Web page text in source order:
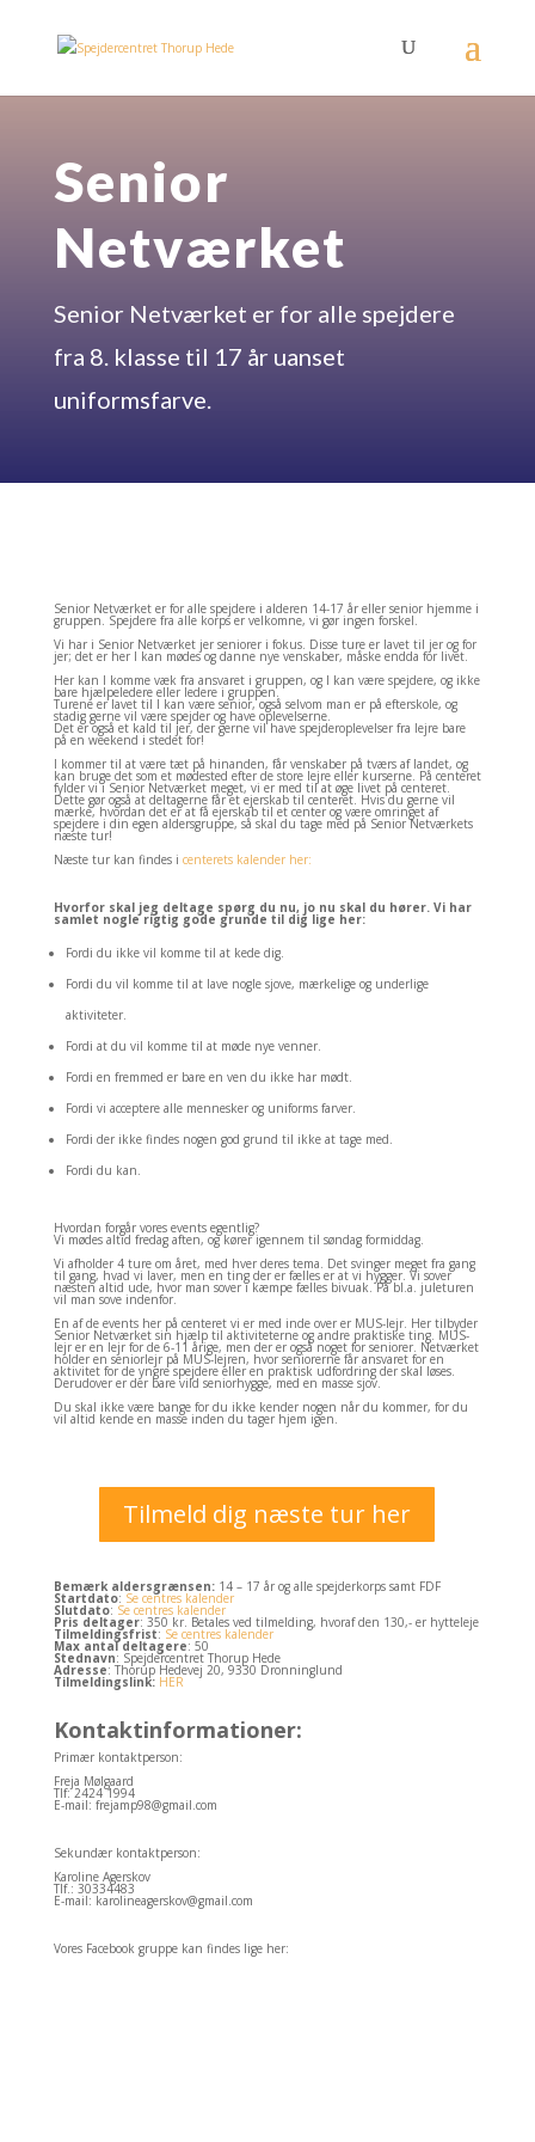
Senior
Netværket
Senior Netværket er for alle spejdere
fra 8. klasse til 17 år uanset
uniformsfarve.
Senior Netværket er for alle spejdere i alderen 14-17 år eller senior hjemme i
gruppen. Spejdere fra alle korps er velkomne, vi gør ingen forskel.
Vi har i Senior Netværket jer seniorer i fokus. Disse ture er lavet til jer og for
jer; det er her I kan mødes og danne nye venskaber, måske endda for livet.
Her kan I komme væk fra ansvaret i gruppen, og I kan være spejdere, og ikke
bare hjælpeledere eller ledere i gruppen.
Turene er lavet til I kan være senior, også selvom man er på efterskole, og
stadig gerne vil være spejder og have oplevelserne.
Det er også et kald til jer, der gerne vil have spejderoplevelser fra lejre bare
på en weekend i stedet for!
I kommer til at være tæt på hinanden, får venskaber på tværs af landet, og
kan bruge det som et mødested efter de store lejre eller kurserne. På centeret
fylder vi i Senior Netværket meget, vi er med til at øge livet på centeret.
Dette gør også at deltagerne får et ejerskab til centeret. Hvis du gerne vil
mærke, hvordan det er at få ejerskab til et center og være omringet af
spejdere i din egen aldersgruppe, så skal du tage med på Senior Netværkets
næste tur!
Næste tur kan findes i centerets kalender her:
Hvorfor skal jeg deltage spørg du nu, jo nu skal du hører. Vi har
samlet nogle rigtig gode grunde til dig lige her:
Fordi du ikke vil komme til at kede dig.
Fordi du vil komme til at lave nogle sjove, mærkelige og underlige
aktiviteter.
Fordi at du vil komme til at møde nye venner.
Fordi en fremmed er bare en ven du ikke har mødt.
Fordi vi acceptere alle mennesker og uniforms farver.
Fordi der ikke findes nogen god grund til ikke at tage med.
Fordi du kan.
Hvordan forgår vores events egentlig?
Vi mødes altid fredag aften, og kører igennem til søndag formiddag.
Vi afholder 4 ture om året, med hver deres tema. Det svinger meget fra gang
til gang, hvad vi laver, men en ting der er fælles er at vi hygger. Vi sover
næsten altid ude, hvor man sover i kæmpe fælles bivuak. På bl.a. juleturen
vil man sove indenfor.
En af de events her på centeret vi er med inde over er MUS-lejr. Her tilbyder
Senior Netværket sin hjælp til aktiviteterne og andre praktiske ting. MUS-
lejr er en lejr for de 6-11 årige, men der er også noget for seniorer. Netværket
holder en seniorlejr på MUS-lejren, hvor seniorerne får ansvaret for en
aktivitet for de yngre spejdere eller en praktisk udfordring der skal løses.
Derudover er der bare vild seniorhygge, med en masse sjov.
Du skal ikke være bange for du ikke kender nogen når du kommer, for du
vil altid kende en masse inden du tager hjem igen.
Tilmeld dig næste tur her
Bemærk aldersgrænsen: 14 – 17 år og alle spejderkorps samt FDF
Startdato: Se centres kalender
Slutdato: Se centres kalender
Pris deltager: 350 kr. Betales ved tilmelding, hvoraf den 130,- er hytteleje
Tilmeldingsfrist: Se centres kalender
Max antal deltagere: 50
Stednavn: Spejdercentret Thorup Hede
Adresse: Thorup Hedevej 20, 9330 Dronninglund
Tilmeldingslink:HER
Kontaktinformationer:
Primær kontaktperson:
Freja Mølgaard
Tlf: 2424 1994
E-mail: frejamp98@gmail.com
Sekundær kontaktperson:
Karoline Agerskov
Tlf.: 30334483
E-mail: karolineagerskov@gmail.com
Vores Facebook gruppe kan findes lige her: